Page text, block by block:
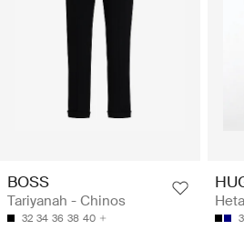
BOSS
Tariyanah - Chinos
32 34 36 38 40